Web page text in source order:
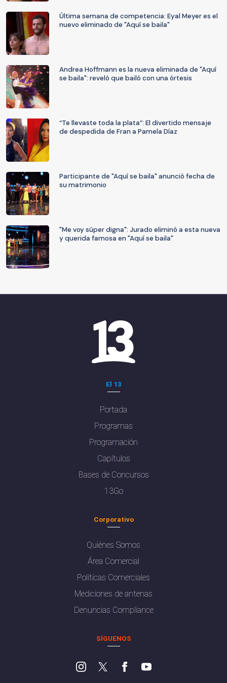
Última semana de competencia: Eyal Meyer es el
nuevo eliminado de "Aquí se baila"
Andrea Hoffmann es la nueva eliminada de "Aquí
se baila": reveló que bailó con una órtesis
“Te llevaste toda la plata”: El divertido mensaje
de despedida de Fran a Pamela Díaz
Participante de "Aquí se baila" anunció fecha de
su matrimonio
"Me voy súper digna": Jurado eliminó a esta nueva
y querida famosa en "Aquí se baila"
El 13
Portada
Programas
Programación
Capítulos
Bases de Concursos
13Go
Corporativo
Quiénes Somos
Área Comercial
Políticas Comerciales
Mediciones de antenas
Denuncias Compliance
SÍGUENOS